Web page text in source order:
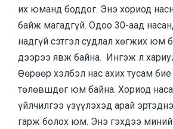
их юманд боддог. Энэ хориод
байж магадгүй. Одоо 30-аад
надгүй сэтгэл судлал хөгжих юм
дээрээ явж байна. Ингэж л
Өөрөөр хэлбэл нас ахих тусам
төлөвшдөг юм байна. Хориод
үйлчилгээ үзүүлэхэд арай
гарж болох юм. Энэ гэхдээ миний